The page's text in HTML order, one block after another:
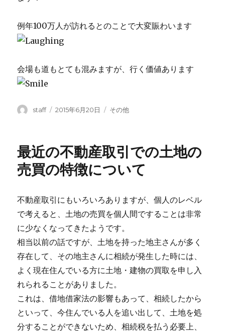
例年100万人が訪れるとのことで大変賑わいます
会場も道もとても混みますが、行く価値あります
投
staff
投
2015年6月20日
カ
ー
その他
最近の不動産取引での土地の
売買の特徴について
不動産取引にもいろいろありますが、個人のレベル
で考えると、土地の売買を個人間ですることは非常
に少なくなってきたようです。
相当以前の話ですが、土地を持った地主さんが多く
存在して、その地主さんに相続が発生した時には、
よく現在住んでいる方に土地・建物の買取を申し入
れられることがありました。
これは、借地借家法の影響もあって、相続したから
といって、今住んでいる人を追い出して、土地を処
分することができないため、相続税を払う必要上、